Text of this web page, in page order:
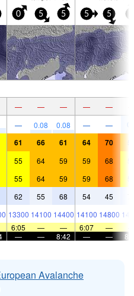
0 5 5 5 5
— — — — —
— 0.08 0.08 — —
61 66 61 64 70
55 64 59 59 68
55 64 59 59 68
62 55 68 54 45
13300 14100 14400 14100 14800
6:05 — — 6:07 —
— — 8:42 — —
Avalanche